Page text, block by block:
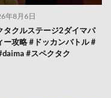
年8月6日
タクルステージ2ダイマパ
ー攻略 #ドッカンバトル #
#スペクタク